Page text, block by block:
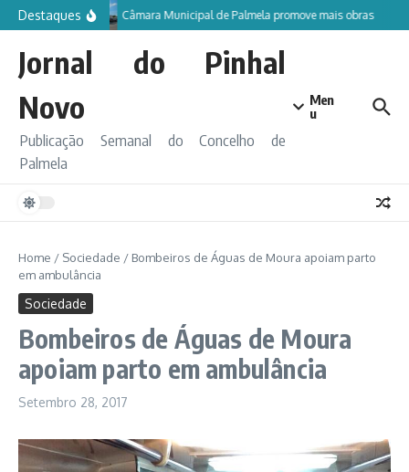
Ir para o conteúdo
Destaques Câmara Municipal de Palmela promove mais obras
Jornal do Pinhal
Novo
Publicação Semanal do Concelho de
Palmela
Men
u
Home / Sociedade / Bombeiros de Águas de Moura apoiam parto
em ambulância
Sociedade
Bombeiros de Águas de Moura
apoiam parto em ambulância
Setembro 28, 2017